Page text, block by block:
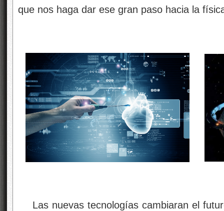
que nos haga dar ese gran paso hacia la
Las nuevas tecnologías cambiaran el